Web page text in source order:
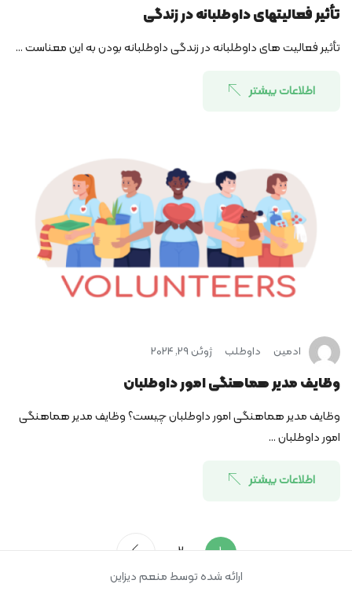
تأثیر فعالیتهای داوطلبانه در زندگی
تأثیر فعالیت های داوطلبانه در زندگی داوطلبانه بودن به این معناست ...
اطلاعات بیشتر
ادمین داوطلب ژوئن 29, 2024
وظایف مدیر هماهنگی امور داوطلبان
وظایف مدیر هماهنگی امور داوطلبان چیست؟ وظایف مدیر هماهنگی
امور داوطلبان ...
اطلاعات بیشتر
1
2
ارائه شده توسط منعم دیزاین